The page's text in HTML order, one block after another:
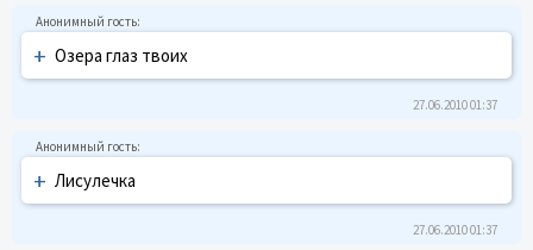
+ Озеpа глаз твоих
27.06.2010 01:37
+ Лисyлечка
27.06.2010 01:37